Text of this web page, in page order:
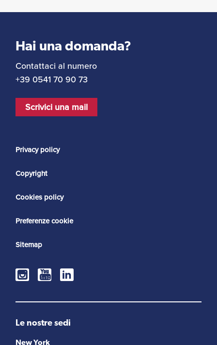
Hai una domanda?
Contattaci al numero
+39 0541 70 90 73
Scrivici una mail
Privacy policy
Copyright
Cookies policy
Preferenze cookie
Sitemap
Le nostre sedi
New York